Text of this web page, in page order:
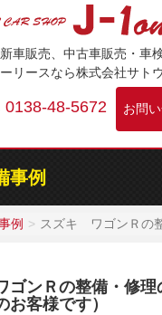
車販売、中古車販売・車
リースなら株式会社サト
0138-48-5672 お問
事例
例 スズキ ワゴンＲの
ンＲの整備・修理
お客様です）